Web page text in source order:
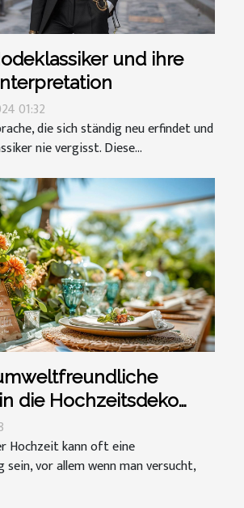
und ihre
01:32
die sich ständig neu erfindet und
nie vergisst. Diese...
die Hochzeitsdeko
Hochzeit kann oft eine
sein, vor allem wenn man versucht,